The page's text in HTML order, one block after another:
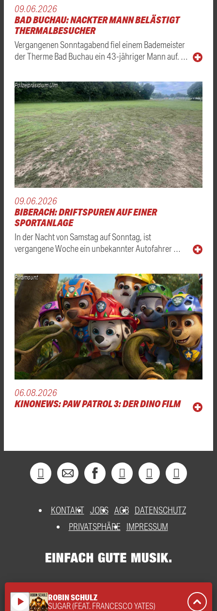
09.06.2026
BAD BUCHAU: NACKTER MANN BELÄSTIGT
THERMALBESUCHER
Vergangenen Sonntagabend fiel einem Bademeister
der Therme Bad Buchau ein 43-jähriger Mann auf. …
Polizeipräsidium Ulm
09.06.2026
BIBERACH: DRIFTSPUREN AUF EINER
SPORTANLAGE
In der Nacht von Samstag auf Sonntag, ist
vergangene Woche ein unbekannter Autofahrer …
Paramount
06.08.2026
KINONEWS: PAW PATROL 3: DER DINO FILM
KONTAKT JOBS AGB DATENSCHUTZ
PRIVATSPHÄRE
IMPRESSUM
play_arrow ROBIN SCHULZ
SUGAR (FEAT. FRANCESCO YATES)